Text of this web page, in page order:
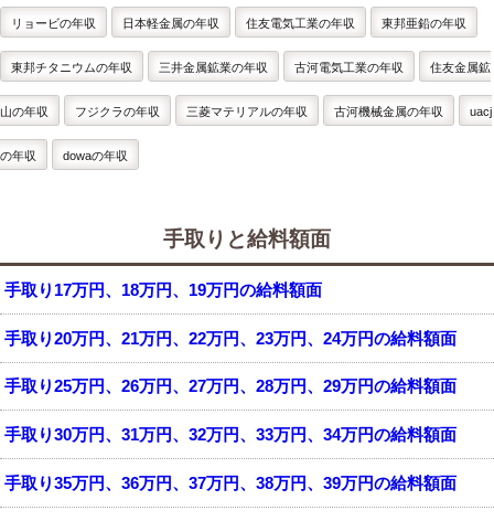
リョービの年収 日本軽金属の年収 住友電気工業の年収 東邦亜鉛の年収
東邦チタニウムの年収 三井金属鉱業の年収 古河電気工業の年収 住友金属鉱
山の年収 フジクラの年収 三菱マテリアルの年収 古河機械金属の年収 uacj
の年収 dowaの年収
手取りと給料額面
手取り17万円、18万円、19万円の給料額面
手取り20万円、21万円、22万円、23万円、24万円の給料額面
手取り25万円、26万円、27万円、28万円、29万円の給料額面
手取り30万円、31万円、32万円、33万円、34万円の給料額面
手取り35万円、36万円、37万円、38万円、39万円の給料額面